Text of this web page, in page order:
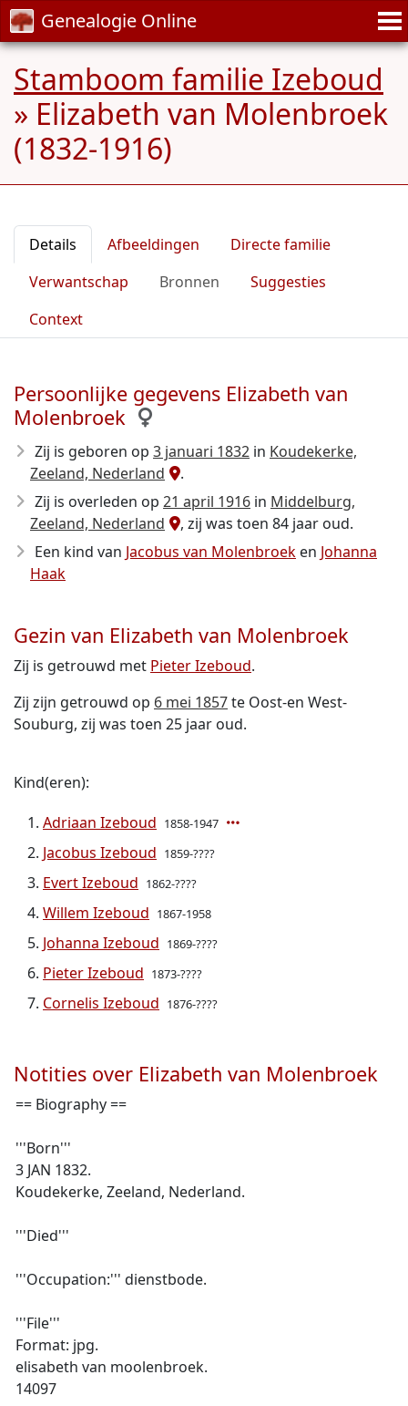
Genealogie Online
Stamboom familie Izeboud
» Elizabeth van Molenbroek
(1832-1916)
Details Afbeeldingen
Directe familie
Verwantschap
Bronnen
Suggesties
Context
Persoonlijke gegevens Elizabeth van
Molenbroek
Zij is geboren op 3 januari 1832 in Koudekerke,
Zeeland, Nederland
.
Zij is overleden op 21 april 1916 in Middelburg,
Zeeland, Nederland
, zij was toen 84 jaar oud.
Een kind van Jacobus van Molenbroek en Johanna
Haak
Gezin van Elizabeth van Molenbroek
Zij is getrouwd met Pieter Izeboud.
Zij zijn getrouwd op 6 mei 1857te Oost-en West-
Souburg, zij was toen 25 jaar oud.
Kind(eren):
Adriaan Izeboud 1858-1947
Jacobus Izeboud 1859-????
Evert Izeboud 1862-????
Willem Izeboud 1867-1958
Johanna Izeboud 1869-????
Pieter Izeboud 1873-????
Cornelis Izeboud 1876-????
Notities over Elizabeth van Molenbroek
== Biography ==
'''Born'''
3 JAN 1832.
Koudekerke, Zeeland, Nederland.
'''Died'''
'''Occupation:''' dienstbode.
'''File'''
Format: jpg.
elisabeth van moolenbroek.
14097